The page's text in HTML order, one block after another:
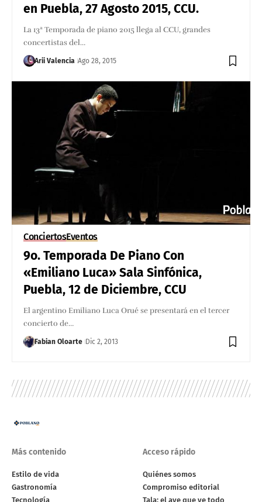
en Puebla, 27 Agosto 2015, CCU.
La 13ª Temporada de piano 2015 llega al CCU, grandes
concertistas del…
Arii Valencia Ago 28, 2015
ConciertosEventos
9o. Temporada De Piano Con
«Emiliano Luca» Sala Sinfónica,
Puebla, 12 de Diciembre, CCU
El argentino Emiliano Luca Orué se presentará en el tercer
concierto de…
Fabian Oloarte Dic 2, 2013
Más contenido
Estilo de vida
Gastronomía
Tecnología
Acceso rápido
Quiénes somos
Compromiso editorial
Tala: el ave que ve todo